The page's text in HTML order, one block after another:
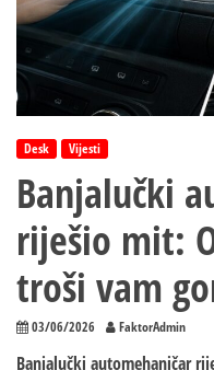
Desk Vijesti
Banjalučki
riješio mit:
troši vam
03/06/2026 FaktorAdmin
Banjalučki automehaničar